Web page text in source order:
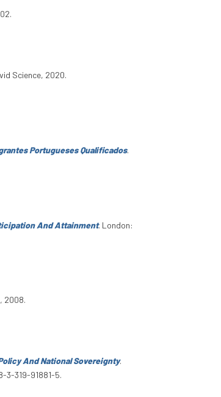
Science, 2020.
Portugueses Qualificados.
And Attainment. London:
2008.
And National Sovereignty.
3-319-91881-5.